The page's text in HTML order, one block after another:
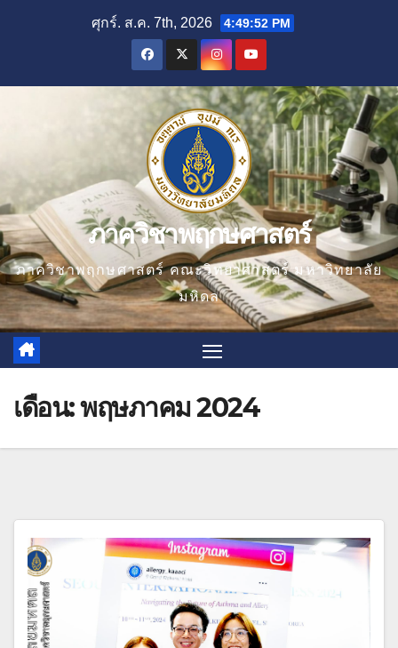
ศุกร์. ส.ค. 7th, 2026 4:49:53 PM
ภาควิชาพฤกษศาสตร์
ภาควิชาพฤกษศาสตร์ คณะวิทยาศาสตร์ มหาวิทยาลัย
มหิดล
เดือน:พฤษภาคม 2024